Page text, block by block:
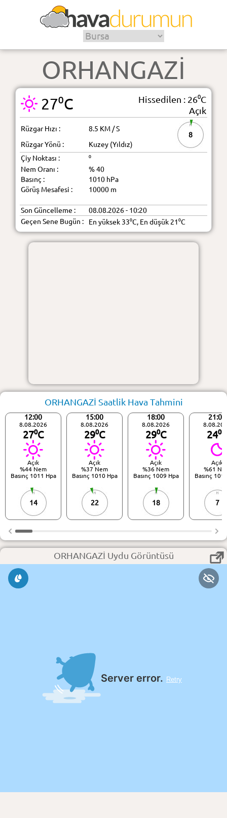
ORHANGAZİ
27⁰C
Hissedilen : 26⁰C
Açık
Rüzgar Hızı : 8.5 KM / S
8
Rüzgar Yönü :
Kuzey (Yıldız)
Çiy Noktası :
⁰
Nem Oranı :
% 40
Basınç :
1010 hPa
Görüş Mesafesi :
10000 m
Son Güncelleme :
08.08.2026 - 10:20
Geçen Sene Bugün :
En yüksek 33⁰C, En düşük 21⁰C
ORHANGAZİ Saatlik Hava Tahmini
12:00
8.08.2026
27⁰C
Açık
%44 Nem
Basınç 1011 Hpa
14
15:00
8.08.2026
29⁰C
Açık
%37 Nem
Basınç 1010 Hpa
22
18:00
8.08.2026
29⁰C
Açık
%36 Nem
Basınç 1009 Hpa
18
21:00
24⁰C
Açık
%61
Basınç
7
ORHANGAZİ Uydu Görüntüsü